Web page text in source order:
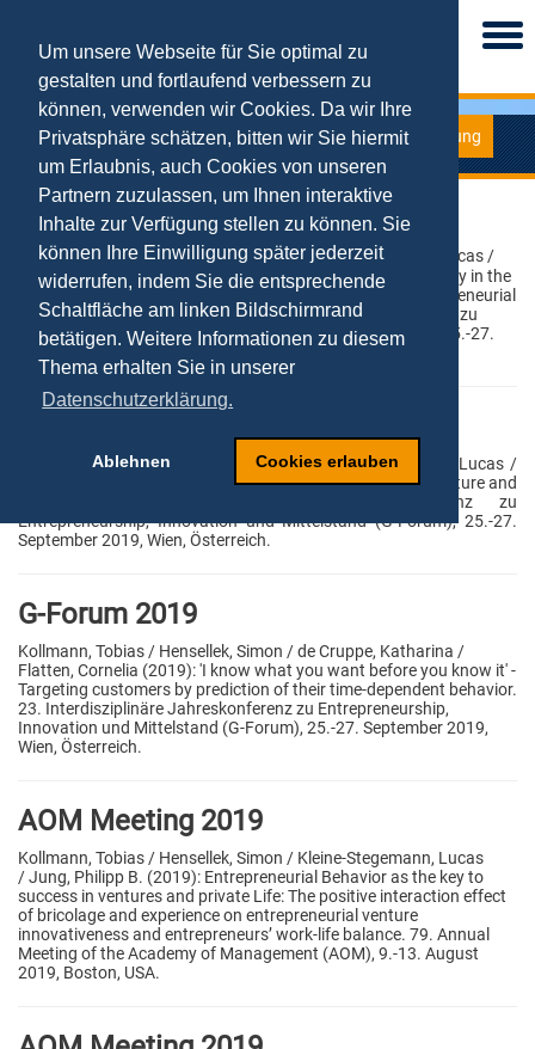
Um unsere Webseite für Sie optimal zu
gestalten und fortlaufend verbessern zu
können, verwenden wir Cookies. Da wir Ihre
Privatsphäre schätzen, bitten wir Sie hiermit
um Erlaubnis, auch Cookies von unseren
Partnern zuzulassen, um Ihnen interaktive
Inhalte zur Verfügung stellen zu können. Sie
können Ihre Einwilligung später jederzeit
widerrufen, indem Sie die entsprechende
Schaltfläche am linken Bildschirmrand
betätigen. Weitere Informationen zu diesem
Thema erhalten Sie in unserer
Datenschutzerklärung.
Ablehnen Cookies erlauben
Forschung
Konferenzen
G-Forum 2019
Kollmann, Tobias / Hensellek, Simon / Kleine-Stegemann, Lucas /
Jung, Philipp (2019): The mediating role of strategic flexibility in the
relationship between entrepreneurial leadership and entrepreneurial
venture performance. 23. Interdisziplinäre Jahreskonferenz zu
Entrepreneurship, Innovation und Mittelstand (G-Forum), 25.-27.
September 2019, Wien, Österreich.
Kollmann, Tobias / Hensellek, Simon / Kleine-Stegemann, Lucas /
Jung, Philipp (2019): Bricolage as the key to success in venture and
23. Interdisziplinäre Jahreskonferenz zu
Entrepreneurship, Innovation und Mittelstand (G-Forum), 25.-27.
September 2019, Wien, Österreich.
G-Forum 2019
Kollmann, Tobias / Hensellek, Simon / de Cruppe, Katharina /
Flatten, Cornelia (2019): 'I know what you want before you know it' -
Targeting customers by prediction of their time-dependent behavior.
23. Interdisziplinäre Jahreskonferenz zu Entrepreneurship,
Innovation und Mittelstand (G-Forum), 25.-27. September 2019,
Wien, Österreich.
AOM Meeting 2019
Kollmann, Tobias / Hensellek, Simon / Kleine-Stegemann, Lucas
/ Jung, Philipp B. (2019): Entrepreneurial Behavior as the key to
success in ventures and private Life: The positive interaction effect
of bricolage and experience on entrepreneurial venture
innovativeness and entrepreneurs’ work-life balance. 79. Annual
Meeting of the Academy of Management (AOM), 9.-13. August
2019, Boston, USA.